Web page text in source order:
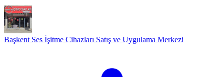
Başkent Ses İşitme Cihazları Satış ve Uygulama Merkezi